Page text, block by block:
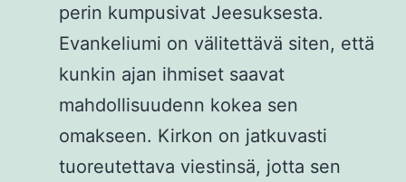
perin kumpusivat Jeesuksesta.
Evankeliumi on välitettävä siten, että
kunkin ajan ihmiset saavat
mahdollisuudenn kokea sen
omakseen. Kirkon on jatkuvasti
tuoreutettava viestinsä, jotta sen